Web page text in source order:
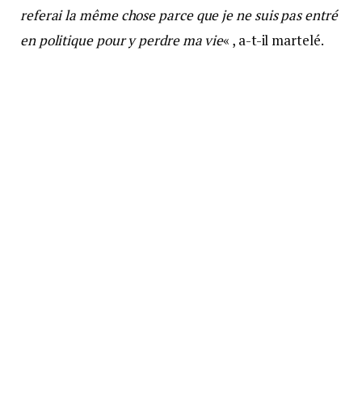
referai la même chose parce que je ne suis pas entré
en politique pour y perdre ma vie« , a-t-il martelé.